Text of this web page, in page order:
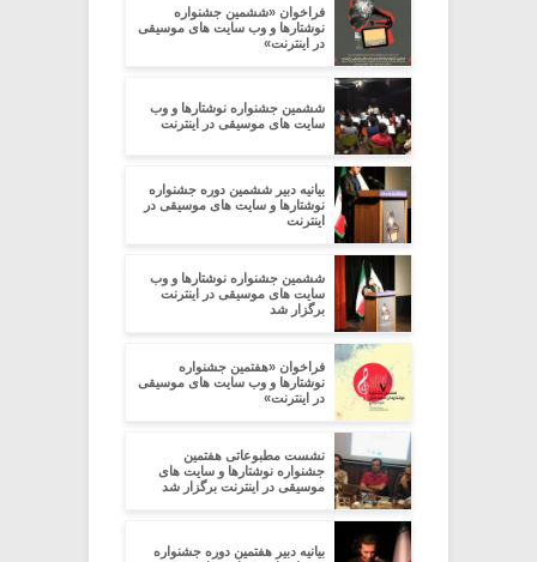
فراخوان «ششمین جشنواره
نوشتارها و وب سایت های موسیقی
در اینترنت»
ششمین جشنواره نوشتارها و وب
سایت های موسیقی در اینترنت
بیانیه دبیر ششمین دوره جشنواره
نوشتارها و سایت های موسیقی در
اینترنت
ششمین جشنواره نوشتارها و وب
سایت های موسیقی در اینترنت
برگزار شد
فراخوان «هفتمین جشنواره
نوشتارها و وب سایت های موسیقی
در اینترنت»
نشست مطبوعاتی هفتمین
جشنواره نوشتارها و سایت های
موسیقی در اینترنت برگزار شد
بیانیه دبیر هفتمین دوره جشنواره